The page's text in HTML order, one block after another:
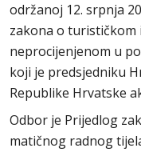
održanoj 12. srpnja
zakona o turističkom
neprocijenjenom u
koji je predsjedniku
Republike Hrvatske
Odbor je Prijedlog
matičnog radnog